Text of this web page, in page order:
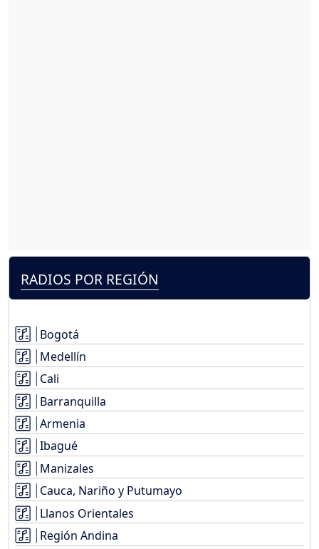
RADIOS POR REGIÓN
Bogotá
Medellín
Cali
Barranquilla
Armenia
Ibagué
Manizales
Cauca, Nariño y Putumayo
Llanos Orientales
Región Andina